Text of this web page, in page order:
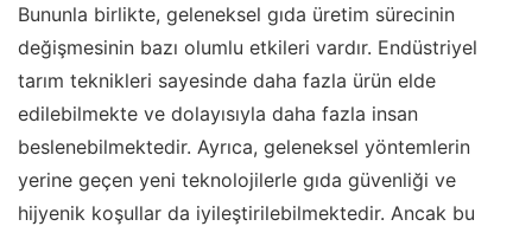
Bununla birlikte, geleneksel gıda üretim sürecinin
değişmesinin bazı olumlu etkileri vardır. Endüstriyel
tarım teknikleri sayesinde daha fazla ürün elde
edilebilmekte ve dolayısıyla daha fazla insan
beslenebilmektedir. Ayrıca, geleneksel yöntemlerin
yerine geçen yeni teknolojilerle gıda güvenliği ve
hijyenik koşullar da iyileştirilebilmektedir. Ancak bu